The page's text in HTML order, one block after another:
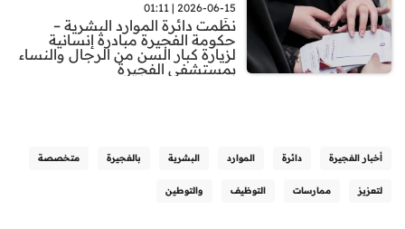
2026-06-15 | 01:11
نظّمت دائرة الموارد البشرية –
حكومة الفجيرة مبادرة إنسانية
لزيارة كبار السن من الرجال والنساء
بمستشفى الفجيرة
أخبار الفجيرة دائرة الموارد البشرية بالفجيرة متخصصة
لتعزيز ممارسات التوظيف والتوطين